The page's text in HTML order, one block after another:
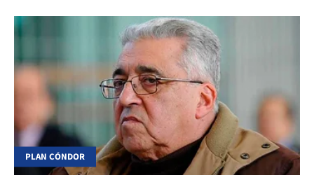
PLAN CÓNDOR